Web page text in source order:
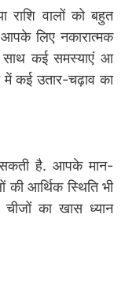
वालों को बहुत
लिए नकारात्मक
कई समस्‍याएं आ
कई उतार-चढ़ाव का
सकती है. आपके मान-
की आर्थिक स्थिति भी
का खास ध्यान